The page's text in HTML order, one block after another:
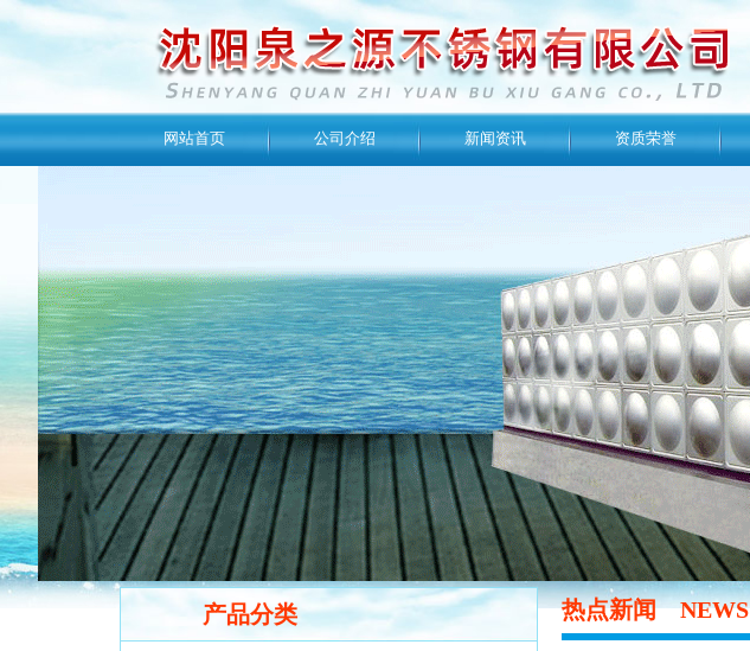
网站首页 公司介绍 新闻资讯 资质荣誉
产品分类 热点新闻NEWS